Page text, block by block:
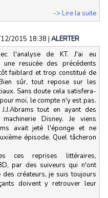
-> Lire la suite
2015 18:38 | ALERTER
l'analyse de KT. J'ai eu
resucée des précédents
faiblard et trop constitué de
sûr, tout repose sur les
Sans doute cela satisfera-
moi, le compte n'y est pas.
tout en ayant des
Disney. Je viens
avait jeté l'éponge et ne
épisode. Quel tâcheron
ces reprises littéraires,
par des suiveurs qui n'ont
créateurs, je suis toujours
doivent y retrouver leur